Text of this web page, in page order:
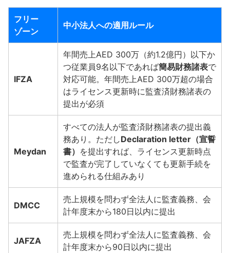
フリー
ゾーン
中小法人への適用ルール
IFZA
年間売上AED 300万（約1.2億円）以下か
つ従業員9名以下であれば簡易財務諸表で
対応可能。年間売上AED 300万超の場合
はライセンス更新時に監査済財務諸表の
提出が必須
Meydan
すべての法人が監査済財務諸表の提出義
務あり。ただしDeclaration letter（宣誓
書） を提出すれば、ライセンス更新時点
で監査が完了していなくても更新手続を
進められる仕組みあり
DMCC
売上規模を問わず全法人に監査義務、会
計年度末から180日以内に提出
JAFZA
売上規模を問わず全法人に監査義務、会
計年度末から90日以内に提出